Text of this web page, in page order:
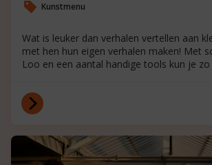
Kunstmenu
Wat is leuker dan verhalen vertellen aan
met hen hun eigen verhalen maken! Met
Loo en een aantal handige tools kun je zo